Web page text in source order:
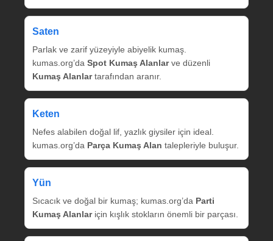
Saten
Parlak ve zarif yüzeyiyle abiyelik kumaş.
kumas.org’da Spot Kumaş Alanlarve düzenli
Kumaş Alanlartarafından aranır.
Keten
Nefes alabilen doğal lif, yazlık giysiler için ideal.
kumas.org’da Parça Kumaş Alan talepleriyle buluşur.
Yün
Sıcacık ve doğal bir kumaş; kumas.org’da Parti
Kumaş Alanlariçin kışlık stokların önemli bir parçası.